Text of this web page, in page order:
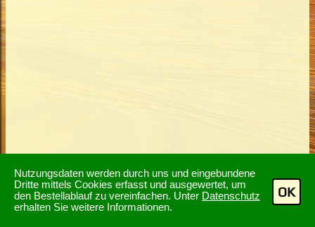
Nutzungsdaten werden durch uns und eingebundene
Dritte mittels Cookies erfasst und ausgewertet, um
den Bestellablauf zu vereinfachen. Unter Datenschutz
erhalten Sie weitere Informationen.
OK